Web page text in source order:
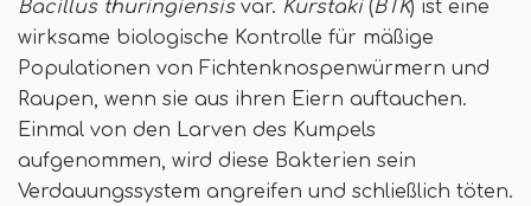
Bacillus thuringiensis var. Kurstaki (BTK) ist eine
wirksame biologische Kontrolle für mäßige
Populationen von Fichtenknospenwürmern und
Raupen, wenn sie aus ihren Eiern auftauchen.
Einmal von den Larven des Kumpels
aufgenommen, wird diese Bakterien sein
Verdauungssystem angreifen und schließlich töten.